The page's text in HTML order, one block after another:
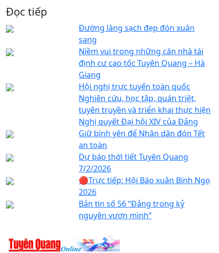
Đọc tiếp
Đường làng sạch đẹp đón xuân
sang
Niềm vui trong những căn nhà tái
định cư cao tốc Tuyên Quang – Hà
Giang
Hội nghị trực tuyến toàn quốc
Nghiên cứu, học tập, quán triệt,
tuyên truyền và triển khai thực hiện
Nghị quyết Đại hội XIV của Đảng
Giữ bình yên để Nhân dân đón Tết
an toàn
Dự báo thời tiết Tuyên Quang
7/2/2026
🔴Trực tiếp: Hội Báo xuân Bính Ngọ
2026
Bản tin số 56 “Đảng trong kỷ
nguyên vươn mình”